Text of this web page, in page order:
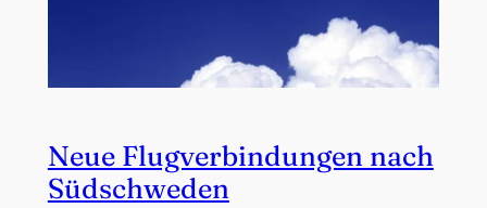
Neue Flugverbindungen nach
Südschweden